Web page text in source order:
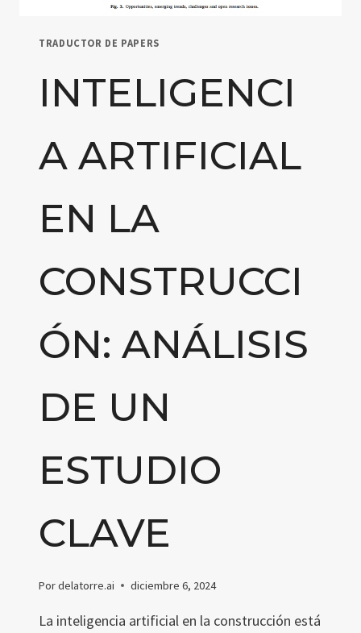
TRADUCTOR DE PAPERS
INTELIGENCI
A ARTIFICIAL
EN LA
CONSTRUCCI
ÓN: ANÁLISIS
DE UN
ESTUDIO
CLAVE
Pordelatorre.ai diciembre 6, 2024
La inteligencia artificial en la construcción está